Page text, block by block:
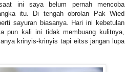
ini saya belum pernah mencoba
itu. Di tengah obrolan Pak Wied
sayuran biasanya. Hari ini kebetulan
pun kali ini tidak membuang kulitnya,
krinyis-krinyis tapi eitss jangan lupa